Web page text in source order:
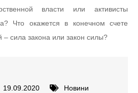
власти или активисты
Что окажется в конечном счете
сила закона или закон силы?
19.09.2020 Новини